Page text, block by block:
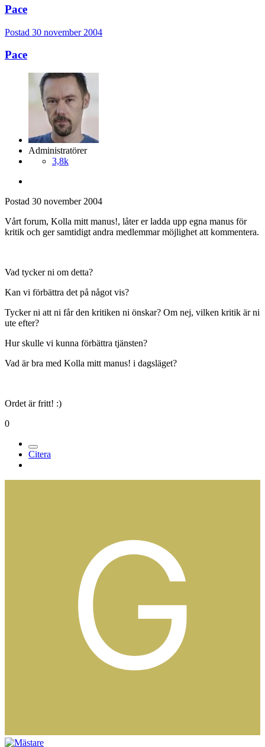
Pace
Postad 30 november 2004
Pace
Administratörer
3,8k
Postad 30 november 2004
Vårt forum, Kolla mitt manus!, låter er ladda upp egna manus för
kritik och ger samtidigt andra medlemmar möjlighet att kommentera.
Vad tycker ni om detta?
Kan vi förbättra det på något vis?
Tycker ni att ni får den kritiken ni önskar? Om nej, vilken kritik är ni
ute efter?
Hur skulle vi kunna förbättra tjänsten?
Vad är bra med Kolla mitt manus! i dagsläget?
Ordet är fritt! :)
0
Citera